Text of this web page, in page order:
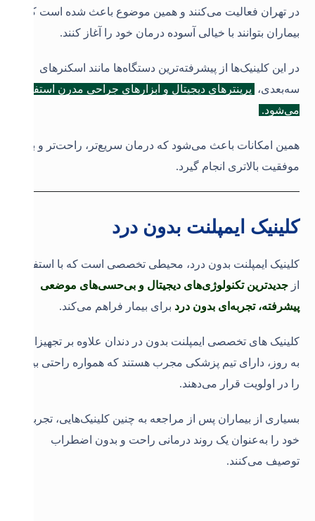
در تهران فعالیت می‌کنند و همین موضوع باعث شده است که
بیماران بتوانند با خیالی آسوده درمان خود را آغاز کنند.
در این کلینیک‌ها از پیشرفته‌ترین دستگاه‌ها مانند اسکنرهای
سه‌بعدی، پرینترهای دیجیتال و ابزارهای جراحی مدرن استفاده
می‌شود.
همین امکانات باعث می‌شود که درمان سریع‌تر، راحت‌تر و با
موفقیت بالاتری انجام گیرد.
کلینیک ایمپلنت بدون درد
کلینیک ایمپلنت بدون درد، محیطی تخصصی است که با استفاده
ازجدیدترین تکنولوژی‌های دیجیتال و بی‌حسی‌های موضعی
پیشرفته، تجربه‌ای بدون درد برای بیمار فراهم می‌کند.
کلینیک های تخصصی ایمپلنت بدون در دندان علاوه بر تجهیزات
به روز، دارای تیم پزشکی مجرب هستند که همواره راحتی بیمار
را در اولویت قرار می‌دهند.
بسیاری از بیماران پس از مراجعه به چنین کلینیک‌هایی، تجربه
خود را به‌عنوان یک روند درمانی راحت و بدون اضطراب
توصیف می‌کنند.